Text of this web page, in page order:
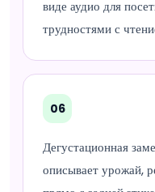
виде аудио для
трудностями с
06
Дегустационная
описывает урожай,